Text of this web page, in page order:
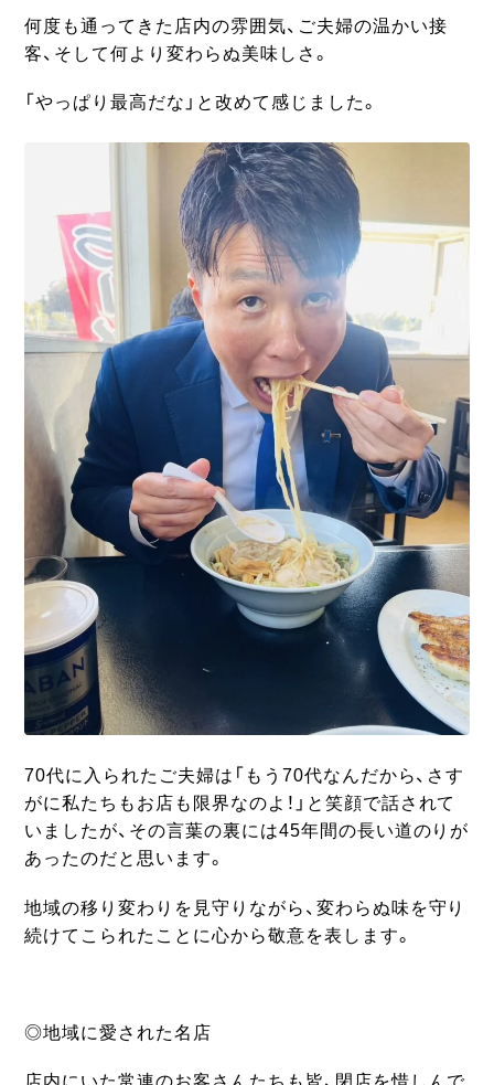
何度も通ってきた店内の雰囲気、ご夫婦の温かい接
客、そして何より変わらぬ美味しさ。
「やっぱり最高だな」と改めて感じました。
70代に入られたご夫婦は「もう70代なんだから、さす
がに私たちもお店も限界なのよ！」と笑顔で話されて
いましたが、その言葉の裏には45年間の長い道のりが
あったのだと思います。
地域の移り変わりを見守りながら、変わらぬ味を守り
続けてこられたことに心から敬意を表します。
◎地域に愛された名店
店内にいた常連のお客さんたちも皆、閉店を惜しんで